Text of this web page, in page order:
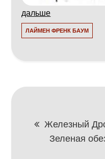
дальше
ЛАЙМЕН ФРЕНК БАУМ
Железный
Зеленая